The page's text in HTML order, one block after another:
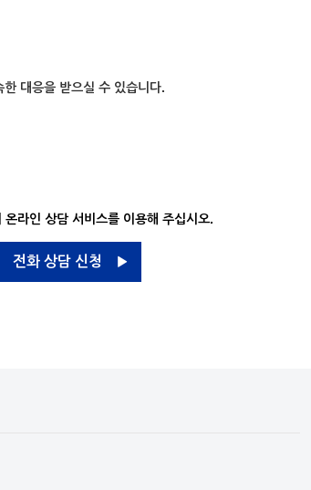
대응을 받으실 수 있습니다.
라인 상담 서비스를 이용해 주십시오.
전화 상담 신청